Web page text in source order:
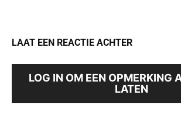
LAAT EEN REACTIE ACHTER
LOG IN OM EEN OPMERKING
LATEN